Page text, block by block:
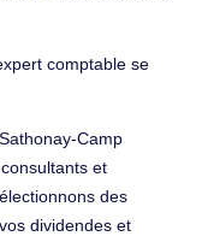
comptable se
Camp
et
des
dividendes et